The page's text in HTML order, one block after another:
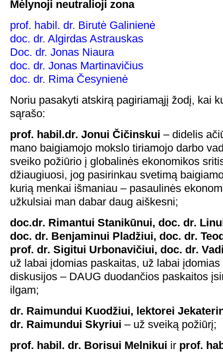
Mėlynoji neutralioji zona
prof. habil. dr. Birutė Galinienė
doc. dr. Algirdas Astrauskas
Doc. dr. Jonas Niaura
doc. dr. Jonas Martinavičius
doc. dr. Rima Česynienė
Noriu pasakyti atskirą pagiriamąjį žodį, kai
sąrašo:
prof. habil.dr. Jonui Čičinskui – didelis
mano baigiamojo mokslo tiriamojo darbo
sveiko požiūrio į globalinės ekonomikos
džiaugiuosi, jog pasirinkau svetimą
kurią menkai išmaniau – pasaulinės
užkulsiai man dabar daug aiškesni;
doc.dr. Rimantui Stanikūnui, doc. dr.
doc. dr. Benjaminui Pladžiui, doc. dr.
prof. dr. Sigitui Urbonavičiui, doc. dr.
už labai įdomias paskaitas, už labai
diskusijos – DAUG duodančios paskaitos
ilgam;
dr. Raimundui Kuodžiui, lektorei
dr. Raimundui Skyriui – už sveiką požiūrį;
prof. habil. dr. Borisui Melnikui ir prof.